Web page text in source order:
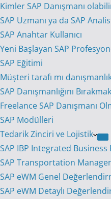
Kimler SAP Danışmanı
SAP Uzmanı ya da SAP
SAP Anahtar Kullanıcı
Yeni Başlayan SAP
SAP Eğitimi
Müşteri tarafı mı
SAP Danışmanlığını Bırakmak
Freelance SAP Danışmanı
SAP Modülleri
Tedarik Zinciri ve Lojistik
SAP IBP Integrated Business
SAP Transportation
SAP eWM Genel
SAP eWM Detaylı